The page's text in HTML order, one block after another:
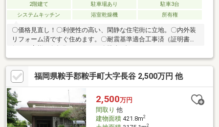
2階建て 駐車場あり
駐車3台
システムキッチン
浴室乾燥機 所有権
〇価格見直し！〇利便性の高い、閑静な住宅街に立地。〇内外装
リフォーム済ですぐ住めます。〇耐震基準適合工事済（証明書発
福岡県鞍手郡鞍手町大字長谷 2,500万円 他
2,500万円
間取り 他
建物面積421.8m2
2